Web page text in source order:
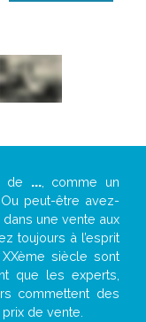
de ..., comme un
peut-être avez-
dans une vente aux
toujours à l’esprit
siècle sont
que les experts,
commettent des
de vente.